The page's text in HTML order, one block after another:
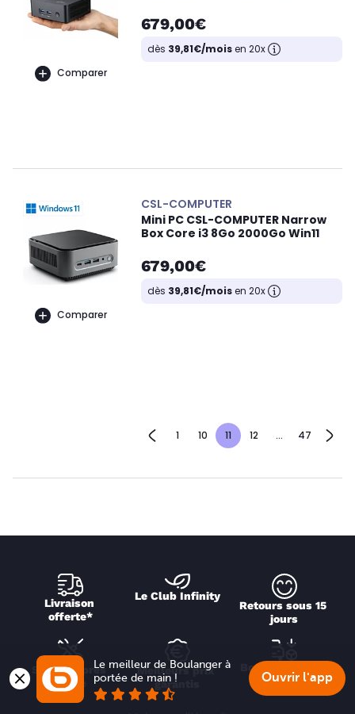
Comparer
679,00€
dès 39,81€/moisen 20x
Comparer
CSL-COMPUTER
Mini PC CSL-COMPUTER Narrow
Box Core i3 8Go 2000Go Win11
679,00€
dès 39,81€/moisen 20x
1 10 11 12 ... 47
Livraison
offerte*
Le Club Infinity
Retours sous 15
jours
Service après
vente
Meilleurs prix
garantis
Boulanger Drive
Le meilleur de Boulanger à
portée de main !
Ouvrir l'app